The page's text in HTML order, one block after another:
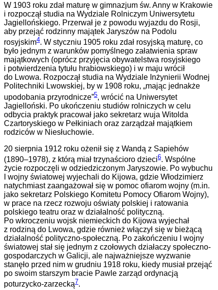
W 1903 roku zdał maturę w gimnazjum św. Anny w Krakowie
i rozpoczął studia na Wydziale Rolniczym Uniwersytetu
Jagiellońskiego. Przerwał je z powodu wyjazdu do Rosji,
aby przejąć rodzinny majątek Jaryszów na Podolu
rosyjskim4. W styczniu 1905 roku zdał rosyjską maturę, co
było jednym z warunków pomyślnego załatwienia spraw
majątkowych (oprócz przyjęcia obywatelstwa rosyjskiego
i potwierdzenia tytułu hrabiowskiego) i w maju wrócił
do Lwowa. Rozpoczął studia na Wydziale Inżynierii Wodnej
Politechniki Lwowskiej, by w 1908 roku, „mając jednakże
upodobania przyrodnicze”5, wrócić na Uniwersytet
Jagielloński. Po ukończeniu studiów rolniczych w celu
odbycia praktyk pracował jako sekretarz wuja Witolda
Czartoryskiego w Pełkiniach oraz zarządzał majątkiem
rodziców w Niesłuchowie.
20 sierpnia 1912 roku ożenił się z Wandą z Sapiehów
(1890–1978), z którą miał trzynaścioro dzieci6. Wspólne
życie rozpoczęli w odziedziczonym Jaryszowie. Po wybuchu
I wojny światowej wyjechali do Kijowa, gdzie Włodzimierz
natychmiast zaangażował się w pomoc ofiarom wojny (m.in.
jako sekretarz Polskiego Komitetu Pomocy Ofiarom Wojny),
w prace na rzecz rozwoju oświaty polskiej i ratowania
polskiego teatru oraz w działalność polityczną.
Po wkroczeniu wojsk niemieckich do Kijowa wyjechał
z rodziną do Lwowa, gdzie również włączył się w bieżącą
działalność polityczno-społeczną. Po zakończeniu I wojny
światowej stał się jednym z czołowych działaczy społeczno-
gospodarczych w Galicji, ale najważniejsze wyzwanie
stanęło przed nim w grudniu 1918 roku, kiedy musiał przejąć
po swoim starszym bracie Pawle zarząd ordynacją
poturzycko-zarzecką7.